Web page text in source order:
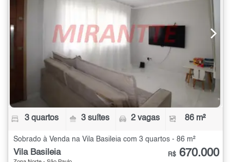
3 quartos 3 suítes 2 vagas 86 m²
Sobrado à Venda na Vila Basileia com 3 quartos - 86 m²
Vila Basileia R$ 670.000